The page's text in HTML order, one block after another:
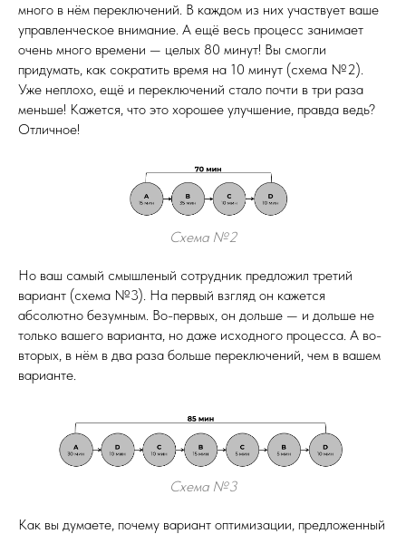
много в нём переключений. В каждом из них участвует ваше
управленческое внимание. А ещё весь процесс занимает
очень много времени — целых 80 минут! Вы смогли
придумать, как сократить время на 10 минут (схема №2).
Уже неплохо, ещё и переключений стало почти в три раза
меньше! Кажется, что это хорошее улучшение, правда ведь?
Отличное!
Схема №2
Но ваш самый смышленый сотрудник предложил третий
вариант (схема №3). На первый взгляд он кажется
абсолютно безумным. Во-первых, он дольше — и дольше не
только вашего варианта, но даже исходного процесса. А во-
вторых, в нём в два раза больше переключений, чем в вашем
варианте.
Схема №3
Как вы думаете, почему вариант оптимизации, предложенный